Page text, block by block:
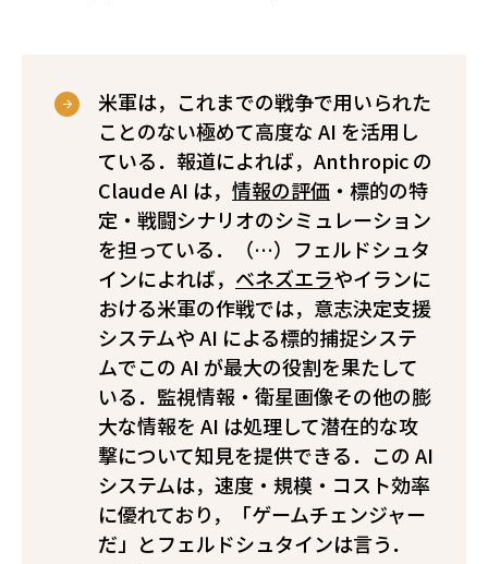
米軍は，これまでの戦争で用いられた
ことのない極めて高度な AI を活用し
ている．報道によれば，Anthropic の
Claude AI は， 情報の評価 ・標的の特
定・戦闘シナリオのシミュレーション
を担っている．（…）フェルドシュタ
インによれば， ベネズエラやイランに
おける米軍の作戦では，意志決定支援
システムや AI による標的捕捉システ
ムでこの AI が最大の役割を果たして
いる．監視情報・衛星画像その他の膨
大な情報を AI は処理して潜在的な攻
撃について知見を提供できる．この AI
システムは，速度・規模・コスト効率
に優れており，「ゲームチェンジャー
だ」とフェルドシュタインは言う．